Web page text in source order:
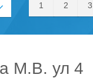
1 2 3
М.В. ул 4